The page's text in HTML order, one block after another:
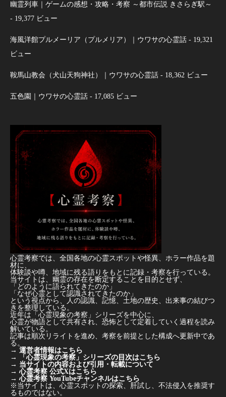
幽霊列車｜ゲームの感想・攻略・考察 ～都市伝説 きさらぎ駅～
- 19,377 ビュー
海風洋館プルメーリア（プルメリア）｜ウワサの心霊話 - 19,321
ビュー
鞍馬山教会（犬山天狗神社）｜ウワサの心霊話 - 18,362 ビュー
五色園｜ウワサの心霊話 - 17,085 ビュー
心霊考察では、全国各地の心霊スポットや怪異、ホラー作品を題
材に、
体験談や噂、地域に残る語りをもとに記録・考察を行っている。
当サイトは、幽霊の存在を断定することを目的とせず、
「どのように語られてきたのか」
「なぜ心霊として認識されてきたのか」
という視点から、人の認識、記憶、土地の歴史、出来事の結びつ
きを整理している。
近年は「心霊現象の考察」シリーズを中心に、
心霊が物語として共有され、恐怖として定着していく過程を読み
解いている。
記事は順次リライトを進め、考察を前提とした構成へ更新中であ
る。
→ 運営者情報はこちら
→
「心霊現象の考察」シリーズの目次はこちら
→ 当サイトの内容および引用・転載について
→ 心霊考察 公式Xはこちら
→ 心霊考察 YouTubeチャンネルはこちら
※当サイトは、心霊スポットの探索、肝試し、不法侵入を推奨す
るものではない。